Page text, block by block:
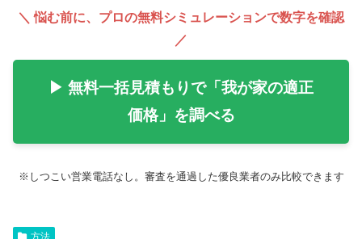
＼ 悩む前に、プロの無料シミュレーションで数字を確認
／
▶ 無料一括見積もりで「我が家の適正
価格」を調べる
※しつこい営業電話なし。審査を通過した優良業者のみ比較できます
方法